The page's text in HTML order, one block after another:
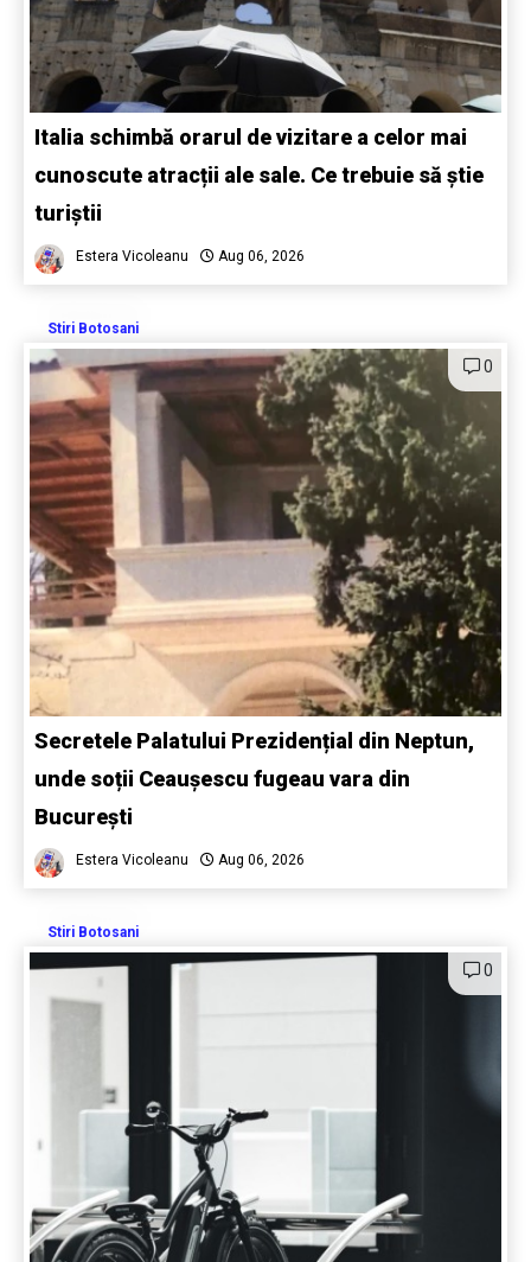
Italia schimbă orarul de vizitare a celor mai
cunoscute atracții ale sale. Ce trebuie să știe
turiștii
Estera Vicoleanu Aug 06, 2026
Stiri Botosani
0
Secretele Palatului Prezidențial din Neptun,
unde soții Ceaușescu fugeau vara din
București
Estera Vicoleanu Aug 06, 2026
Stiri Botosani
0